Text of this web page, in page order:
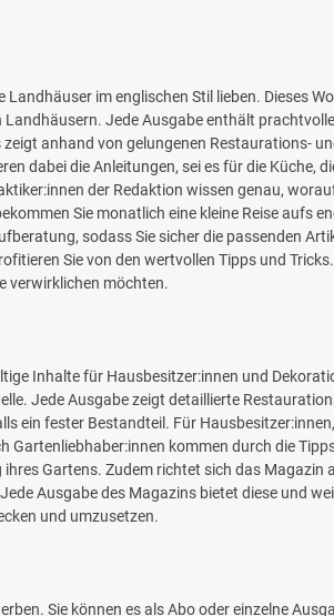
im englischen Stil lieben. Dieses
Jede Ausgabe enthält
anhand von gelungenen Restaurations-
dabei die Anleitungen, sei es für die Küche,
der Redaktion wissen genau,
Sie monatlich eine kleine Reise aufs
sodass Sie sicher die passenden
Sie von den wertvollen Tipps und
verwirklichen möchten.
Inhalte für Hausbesitzer:innen und
Jede Ausgabe zeigt detaillierte
ein fester Bestandteil. Für
Gartenliebhaber:innen kommen durch die
Gartens. Zudem richtet sich das Magazin
Ausgabe des Magazins bietet diese und
und umzusetzen.
Sie können es als Abo oder einzelne